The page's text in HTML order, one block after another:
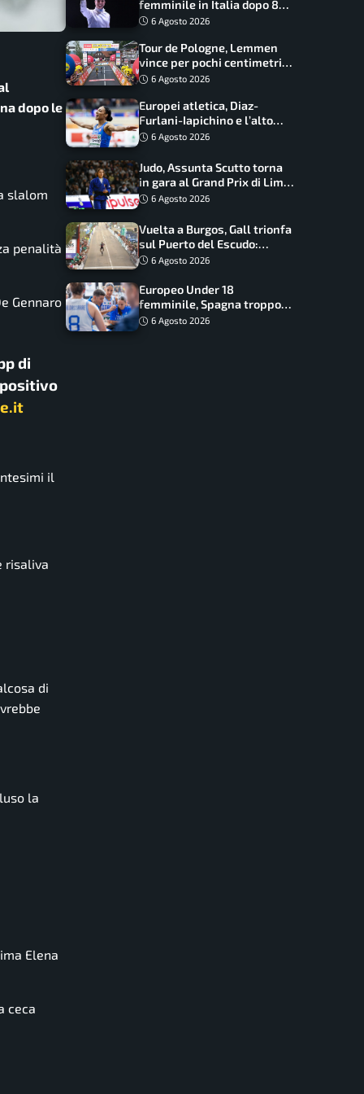
dopo le
slalom
penalità
Gennaro
di
il
risaliva
di
la
Elena
ceca
femminile in Italia dopo 8
anni, Alberta Santuccio: “Il
frutti”
6 Agosto 2026
Tour de Pologne, Lemmen
vince per pochi centimetri
su Scaroni: maxi-caduta e
6 Agosto 2026
Europei atletica, Diaz-
Furlani-Iapichino e l’alto
azzurro: l’Italia sogna nei
6 Agosto 2026
Judo, Assunta Scutto torna
in gara al Grand Prix di Lima:
17 azzurri convocati
6 Agosto 2026
Vuelta a Burgos, Gall trionfa
sul Puerto del Escudo:
Ciccone secondo e nuova
6 Agosto 2026
Europeo Under 18
femminile, Spagna troppo
forte: Italia battuta 95-41,
6 Agosto 2026